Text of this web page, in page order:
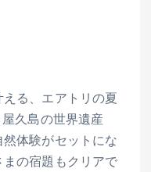
る、エアトリの夏
久島の世界遺産
体験がセットにな
の宿題もクリアで